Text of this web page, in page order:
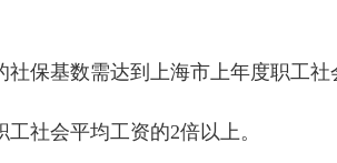
基数需达到上海市上年度职工社
社会平均工资的2倍以上。